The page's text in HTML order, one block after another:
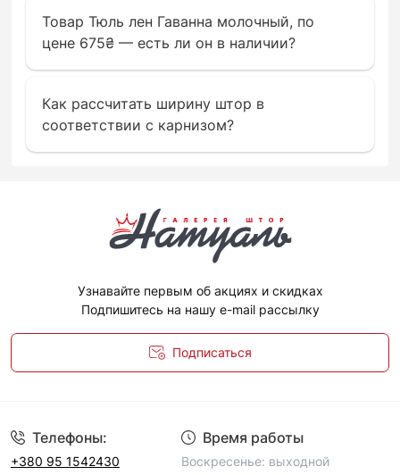
Товар Тюль лен Гаванна молочный, по
цене 675₴ — есть ли он в наличии?
Как рассчитать ширину штор в
соответствии с карнизом?
Узнавайте первым об акциях и скидках
Подпишитесь на нашу e-mail рассылку
Подписаться
Телефоны:
+380 95 1542430
Время работы
Воскресенье: выходной